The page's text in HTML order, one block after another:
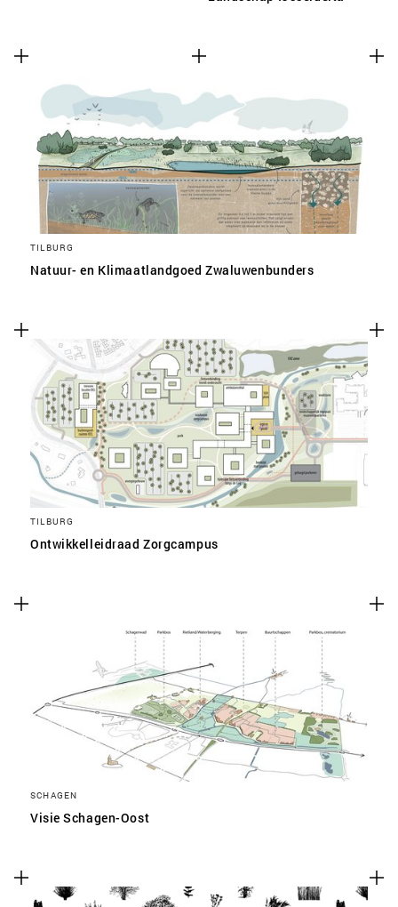
TILBURG
Natuur- en Klimaatlandgoed Zwaluwenbunders
TILBURG
Ontwikkelleidraad Zorgcampus
SCHAGEN
Visie Schagen-Oost